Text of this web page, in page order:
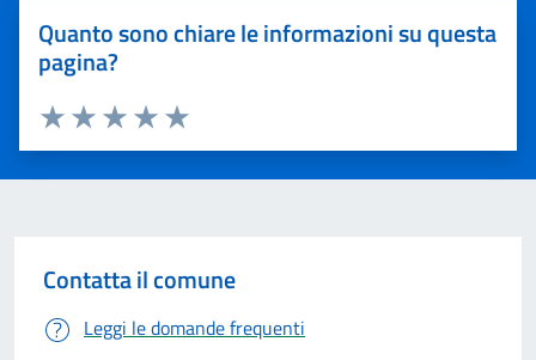
Quanto sono chiare le informazioni su questa
pagina?
Valuta 5 stelle su 5
Valuta 4 stelle su 5
Valuta 3 stelle su 5
Valuta 2 stelle su 5
Valuta 1 stelle su 5
Contatta il comune
Leggi le domande frequenti